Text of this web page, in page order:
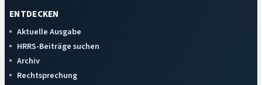
ENTDECKEN
Aktuelle Ausgabe
HRRS-Beiträge suchen
Archiv
Rechtsprechung